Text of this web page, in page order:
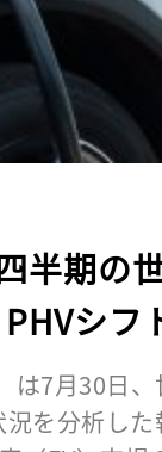
半期の
シフ
7月30日
を分析し